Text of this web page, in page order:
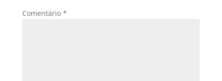
Comentário *